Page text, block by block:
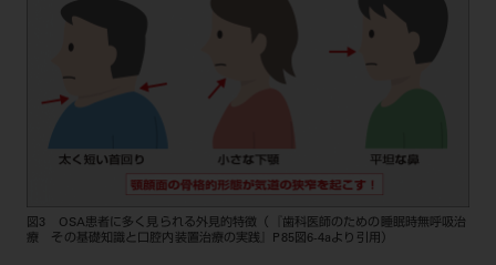
図3 OSA患者に多く見られる外見的特徴（『歯科医師のための睡眠時無呼吸治
療 その基礎知識と口腔内装置治療の実践』P85図6-4aより引用）